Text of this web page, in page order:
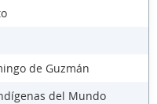
de Guzmán
del Mundo